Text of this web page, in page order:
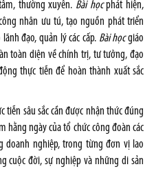
thường xuyên. Bài họcphát hiện,
nhân ưu tú, tạo nguồn phát triển
đạo, quản lý các cấp. Bài họcgiáo
toàn diện về chính trị, tư tưởng, đạo
thực tiễn để hoàn thành xuất sắc
tiễn sâu sắc cần được nhận thức đúng
hằng ngày của tổ chức công đoàn các
doanh nghiệp, trong từng đơn vị lao
cuộc đời, sự nghiệp và những di sản